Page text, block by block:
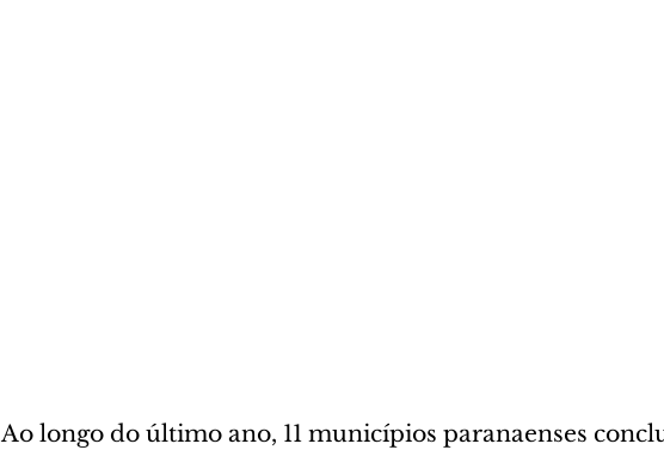
Ao longo do último ano, 11 municípios paranaenses